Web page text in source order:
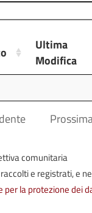
Ultima
Modifica
Modifica
comunitaria
e registrati, e
per la protezione dei